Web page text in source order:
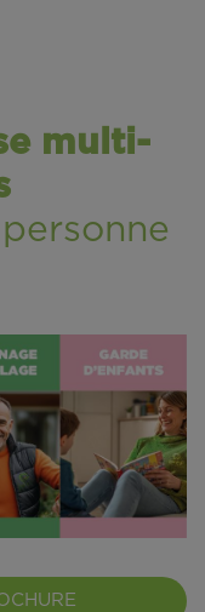
multi-